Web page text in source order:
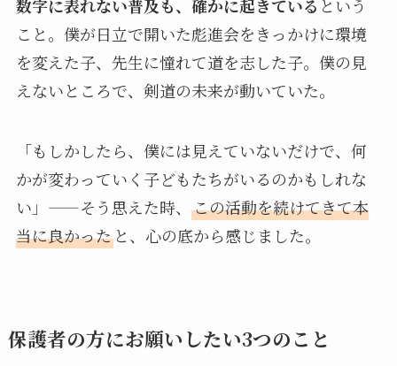
数字に表れない普及も、確かに起きている という
こと。僕が日立で開いた彪進会をきっかけに環境
を変えた子、先生に憧れて道を志した子。僕の見
えないところで、剣道の未来が動いていた。
「もしかしたら、僕には見えていないだけで、何
かが変わっていく子どもたちがいるのかもしれな
い」——そう思えた時、 この活動を続けてきて本
当に良かったと、心の底から感じました。
保護者の方にお願いしたい3つのこと